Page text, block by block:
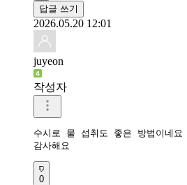
답글 쓰기
2026.05.20 12:01
juyeon
작성자
수시로 물 섭취도 좋은 방법이네요
감사해요
0